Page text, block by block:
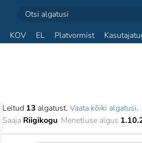
KOV EL Platvormist
Leitud 13 algatust. Vaata kõiki algatusi.
Saaja Riigikogu Menetluse algus